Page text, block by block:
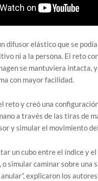
difusor elástico que se
ni a la persona. El reto
se mantuviera intacta,
con mayor facilidad.
reto y creó una
a través de las tiras de
y simular el movimiento
un cubo entre el índice y
simular caminar sobre una
explicaron los